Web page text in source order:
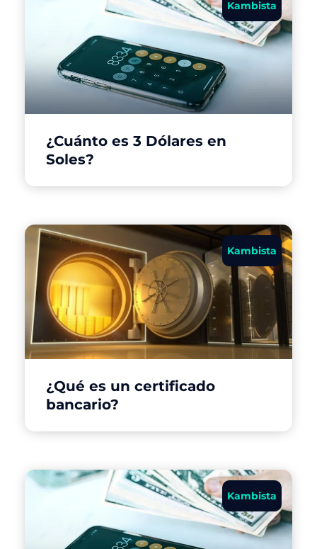
Kambista
¿Cuánto es 3 Dólares en
Soles?
Kambista
¿Qué es un certificado
bancario?
Kambista